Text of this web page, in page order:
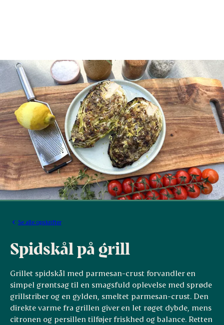
Se alle opskrifter
Spidskål på grill
Grillet spidskål med parmesan-crust forvandler en
simpel grøntsag til en smagsfuld oplevelse med sprøde
grillstriber og en gylden, smeltet parmesan-crust. Den
direkte varme fra grillen giver en let røget dybde, mens
citronen og persillen tilføjer friskhed og balance. Retten